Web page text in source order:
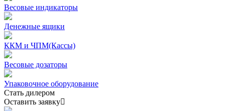
Весовые индикаторы
Денежные ящики
ККМ и ЧПМ(Кассы)
Весовые дозаторы
Упаковочное оборудование
Стать дилером
Оставить заявку